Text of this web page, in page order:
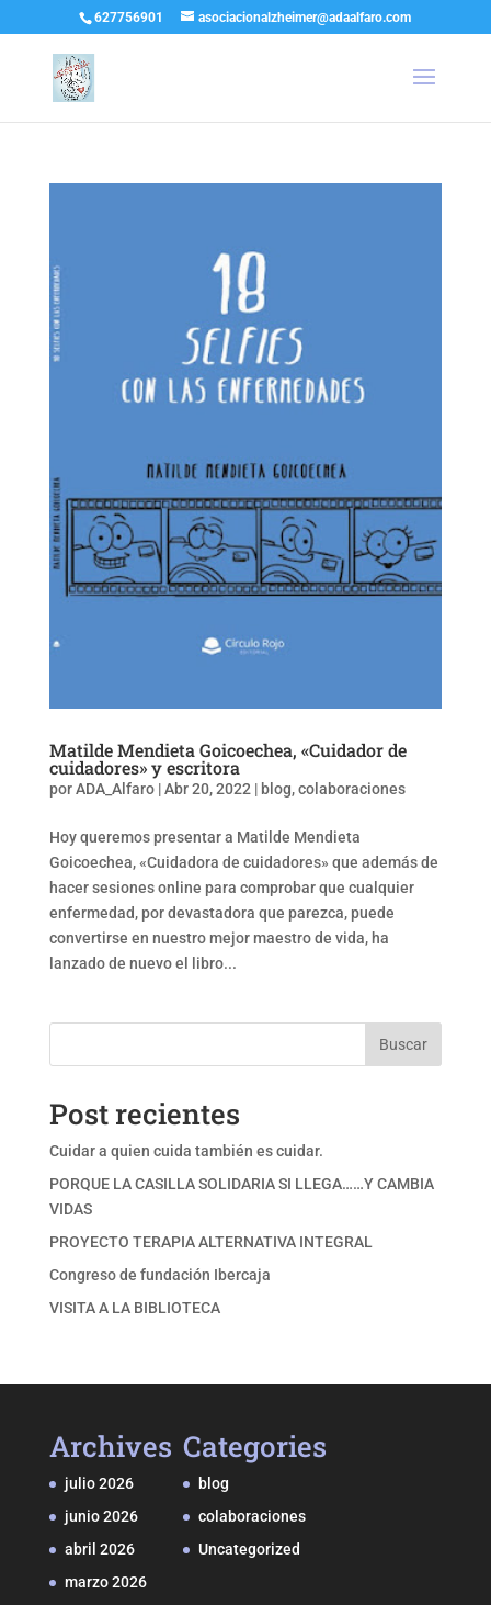
627756901 asociacionalzheimer@adaalfaro.com
Matilde Mendieta Goicoechea, «Cuidador de
cuidadores» y escritora
porADA_Alfaro|Abr 20, 2022| blog,colaboraciones
Hoy queremos presentar a Matilde Mendieta
Goicoechea, «Cuidadora de cuidadores» que además de
hacer sesiones online para comprobar que cualquier
enfermedad, por devastadora que parezca, puede
convertirse en nuestro mejor maestro de vida, ha
lanzado de nuevo el libro...
Buscar
Post recientes
Cuidar a quien cuida también es cuidar.
PORQUE LA CASILLA SOLIDARIA SI LLEGA……Y CAMBIA
VIDAS
PROYECTO TERAPIA ALTERNATIVA INTEGRAL
Congreso de fundación Ibercaja
VISITA A LA BIBLIOTECA
Archives
julio 2026
junio 2026
abril 2026
marzo 2026
Categories
blog
colaboraciones
Uncategorized